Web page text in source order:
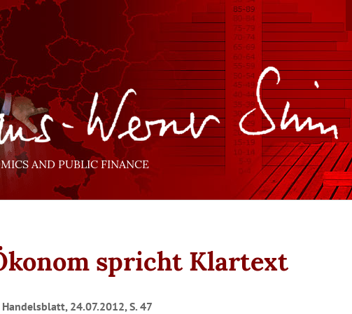
AND PUBLIC FINANCE
spricht Klartext
Handelsblatt, 24.07.2012, S. 47